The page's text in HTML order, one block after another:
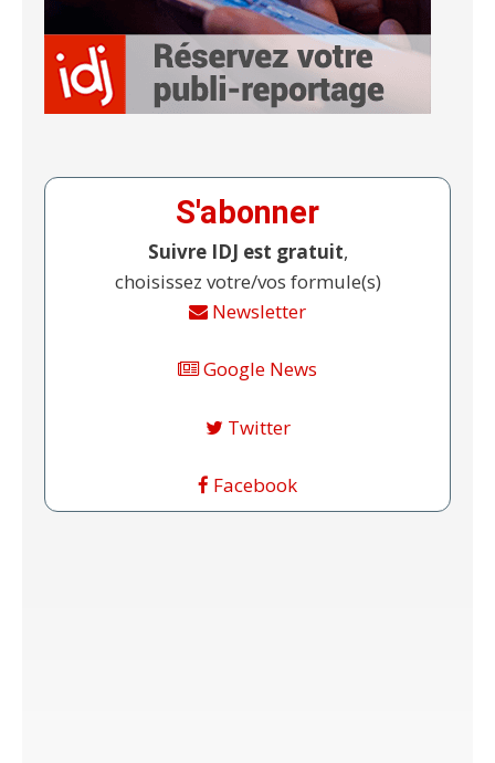
S'abonner
Suivre IDJ est gratuit,
choisissez votre/vos formule(s)
Newsletter
Google News
Twitter
Facebook